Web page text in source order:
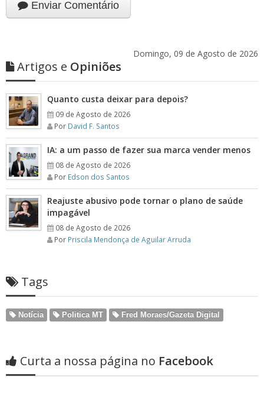
Enviar Comentário
Domingo, 09 de Agosto de 2026
Artigos e Opiniões
Quanto custa deixar para depois?
09 de Agosto de 2026
Por David F. Santos
IA: a um passo de fazer sua marca vender menos
08 de Agosto de 2026
Por Edson dos Santos
Reajuste abusivo pode tornar o plano de saúde
impagável
08 de Agosto de 2026
Por Priscila Mendonça de Aguilar Arruda
Tags
Notícia Politica MT Fred Moraes/Gazeta Digital
Curta a nossa página no Facebook